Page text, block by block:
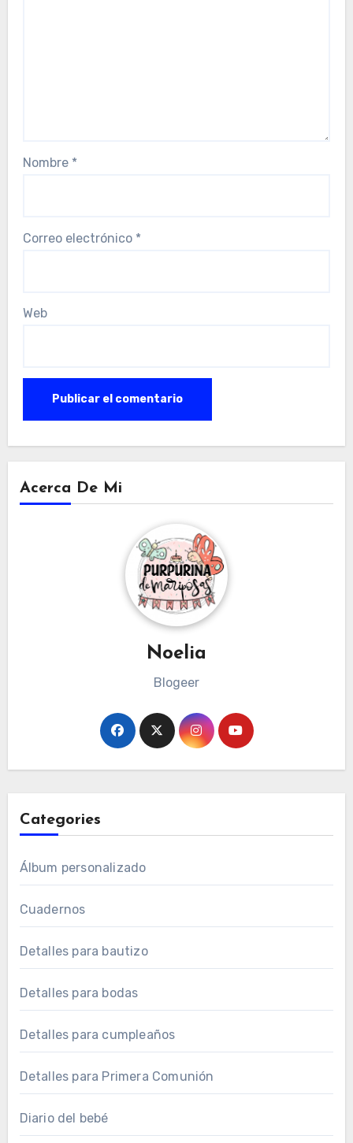
Nombre *
Correo electrónico *
Web
Acerca De Mi
Noelia
Blogeer
Categories
Álbum personalizado
Cuadernos
Detalles para bautizo
Detalles para bodas
Detalles para cumpleaños
Detalles para Primera Comunión
Diario del bebé